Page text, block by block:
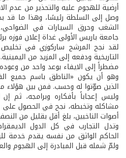
أرضية للهجوم عليه والتحذير من عدم
وصل إلى السلطة رئيسًا، وهذا ما قد
الشغب وحرق السيارات في
جامعة باريس الأولى غداة إعلان فوزه
لقد نجح المرشح ساركوزي في
التاريخية ودفعه إلى المزيد من
مضطراً إلى الايفاء بوعد واحد من وعوده
وهو أن يكون «الناطق باسم جميع
الذين صوّتوا له وحسب. فمن بين هؤلاء
وليس إعجاباً بأفكاره وبرامجه، ثم
مشاكله وتخبطه، نجح في الحصول على
أصوات الناخبين، بلغ أقل بقليل من
وتدل التجارب في كل الدول
الحاكم الواثق من نفسه يقدم خدمة
ولمّ شمله قبل المبادرة إلى الهجوم